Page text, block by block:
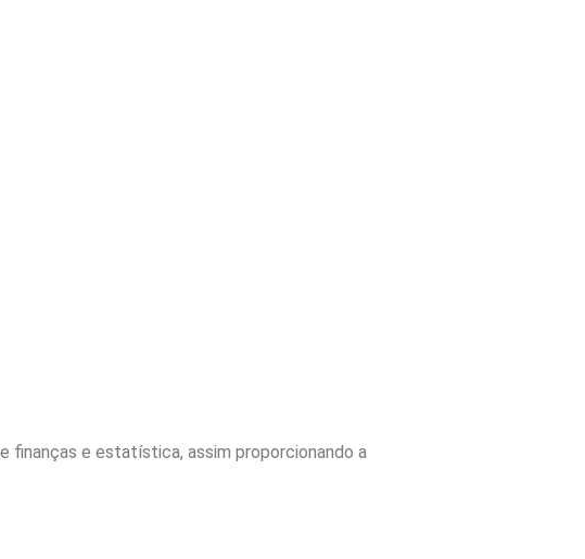
finanças e estatística, assim proporcionando a